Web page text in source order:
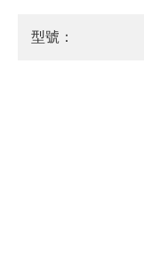
型號：